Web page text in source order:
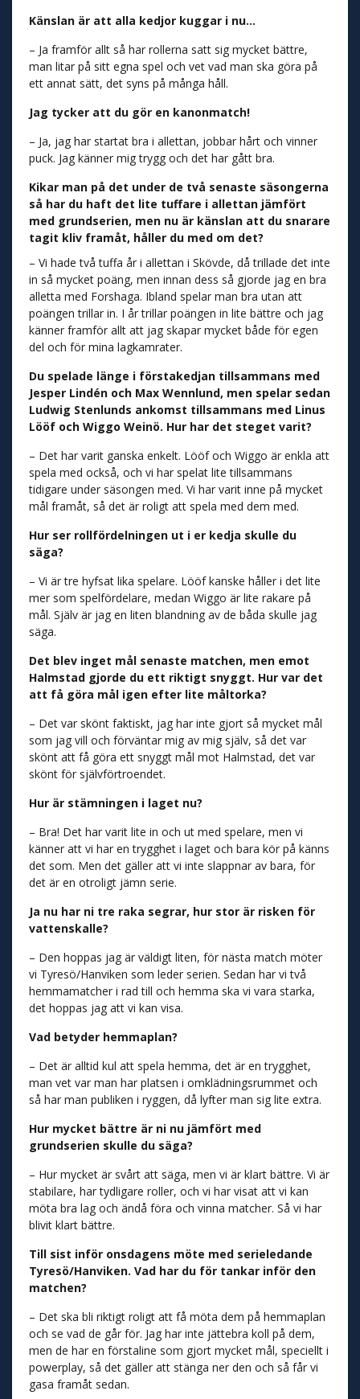
Känslan är att alla kedjor kuggar i nu…
– Ja framför allt så har rollerna satt sig mycket bättre,
man litar på sitt egna spel och vet vad man ska göra på
ett annat sätt, det syns på många håll.
Jag tycker att du gör en kanonmatch!
– Ja, jag har startat bra i allettan, jobbar hårt och vinner
puck. Jag känner mig trygg och det har gått bra.
Kikar man på det under de två senaste säsongerna
så har du haft det lite tuffare i allettan jämfört
med grundserien, men nu är känslan att du snarare
tagit kliv framåt, håller du med om det?
– Vi hade två tuffa år i allettan i Skövde, då trillade det inte
in så mycket poäng, men innan dess så gjorde jag en bra
alletta med Forshaga. Ibland spelar man bra utan att
poängen trillar in. I år trillar poängen in lite bättre och jag
känner framför allt att jag skapar mycket både för egen
del och för mina lagkamrater.
Du spelade länge i förstakedjan tillsammans med
Jesper Lindén och Max Wennlund, men spelar sedan
Ludwig Stenlunds ankomst tillsammans med Linus
Lööf och Wiggo Weinö. Hur har det steget varit?
– Det har varit ganska enkelt. Lööf och Wiggo är enkla att
spela med också, och vi har spelat lite tillsammans
tidigare under säsongen med. Vi har varit inne på mycket
mål framåt, så det är roligt att spela med dem med.
Hur ser rollfördelningen ut i er kedja skulle du
säga?
– Vi är tre hyfsat lika spelare. Lööf kanske håller i det lite
mer som spelfördelare, medan Wiggo är lite rakare på
mål. Själv är jag en liten blandning av de båda skulle jag
säga.
Det blev inget mål senaste matchen, men emot
Halmstad gjorde du ett riktigt snyggt. Hur var det
att få göra mål igen efter lite måltorka?
– Det var skönt faktiskt, jag har inte gjort så mycket mål
som jag vill och förväntar mig av mig själv, så det var
skönt att få göra ett snyggt mål mot Halmstad, det var
skönt för självförtroendet.
Hur är stämningen i laget nu?
– Bra! Det har varit lite in och ut med spelare, men vi
känner att vi har en trygghet i laget och bara kör på känns
det som. Men det gäller att vi inte slappnar av bara, för
det är en otroligt jämn serie.
Ja nu har ni tre raka segrar, hur stor är risken för
vattenskalle?
– Den hoppas jag är väldigt liten, för nästa match möter
vi Tyresö/Hanviken som leder serien. Sedan har vi två
hemmamatcher i rad till och hemma ska vi vara starka,
det hoppas jag att vi kan visa.
Vad betyder hemmaplan?
– Det är alltid kul att spela hemma, det är en trygghet,
man vet var man har platsen i omklädningsrummet och
så har man publiken i ryggen, då lyfter man sig lite extra.
Hur mycket bättre är ni nu jämfört med
grundserien skulle du säga?
– Hur mycket är svårt att säga, men vi är klart bättre. Vi är
stabilare, har tydligare roller, och vi har visat att vi kan
möta bra lag och ändå föra och vinna matcher. Så vi har
blivit klart bättre.
Till sist inför onsdagens möte med serieledande
Tyresö/Hanviken. Vad har du för tankar inför den
matchen?
– Det ska bli riktigt roligt att få möta dem på hemmaplan
och se vad de går för. Jag har inte jättebra koll på dem,
men de har en förstaline som gjort mycket mål, speciellt i
powerplay, så det gäller att stänga ner den och så får vi
gasa framåt sedan.